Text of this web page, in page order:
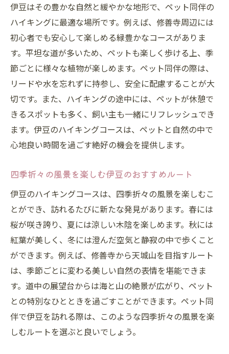
愛犬と共に伊豆を満喫！おすすめの観光名所
ペット同伴OKの人気観光スポットを巡る旅
歴史と文化を楽しむ愛犬との散策
ペットと訪れたい伊豆の美術館と博物館
季節限定イベントで愛犬と特別なひととき
を
ペットと一緒に楽しむ伊豆の自然公園
地元グルメも楽しめるペット対応レストラ
ン
スポット
愛犬と楽しむ伊豆の温泉街
静寂を楽しむ森の中のリトリート
癒しの時間を共有するペットマッサージ
ペットもくつろげるカフェとティールーム
リラクゼーションスポットでのんびり過ご
す方法
ペットと一緒に楽しむオーガニック体験
伊豆でペットと一緒に泊まれる宿泊施設特集
ペットフレンドリーな宿泊施設の選び方
伊豆はその豊かな自然と緩やかな地形で、ペット同伴の
ハイキングに最適な場所です。例えば、修善寺周辺には
初心者でも安心して楽しめる緑豊かなコースがありま
す。平坦な道が多いため、ペットも楽しく歩ける上、季
節ごとに様々な植物が楽しめます。ペット同伴の際は、
リードや水を忘れずに持参し、安全に配慮することが大
切です。また、ハイキングの途中には、ペットが休憩で
きるスポットも多く、飼い主も一緒にリフレッシュでき
ます。伊豆のハイキングコースは、ペットと自然の中で
心地良い時間を過ごす絶好の機会を提供します。
四季折々の風景を楽しむ伊豆のおすすめルート
伊豆のハイキングコースは、四季折々の風景を楽しむこ
とができ、訪れるたびに新たな発見があります。春には
桜が咲き誇り、夏には涼しい木陰を楽しめます。秋には
紅葉が美しく、冬には澄んだ空気と静寂の中で歩くこと
ができます。例えば、修善寺から天城山を目指すルート
は、季節ごとに変わる美しい自然の表情を堪能できま
す。道中の展望台からは海と山の絶景が広がり、ペット
との特別なひとときを過ごすことができます。ペット同
伴で伊豆を訪れる際は、このような四季折々の風景を楽
しむルートを選ぶと良いでしょう。